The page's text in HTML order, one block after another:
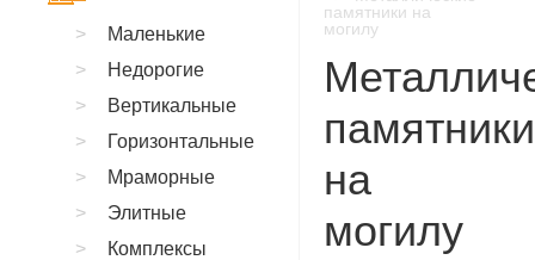
памятники на
могилу
памятники
на
могилу
Маленькие
Недорогие
Вертикальные
Горизонтальные
Мраморные
Элитные
Комплексы